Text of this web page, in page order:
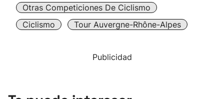
Otras Competiciones De Ciclismo
Ciclismo
Tour Auvergne-Rhône-Alpes
Publicidad